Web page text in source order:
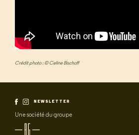
Crédit photo : © Celine Bischoff
NEWSLETTER
Une société du groupe